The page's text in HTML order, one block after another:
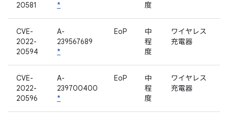
20581
*
度
CVE-
2022-
20594
A-
239567689
*
EoP
中
程
度
ワイヤレス
充電器
CVE-
2022-
20596
A-
239700400
*
EoP
中
程
度
ワイヤレス
充電器